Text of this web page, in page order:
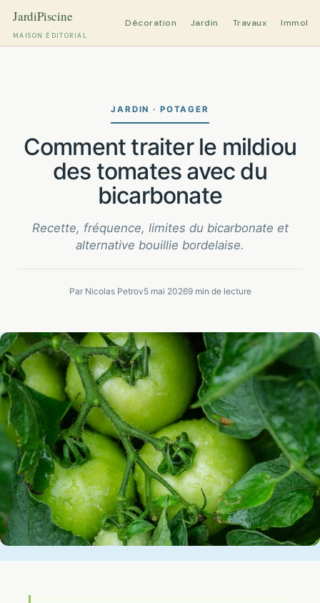
MAISON ÉDITORIAL
Décoration Jardin Travaux
JARDIN · POTAGER
comment traiter le mildiou
des tomates avec du
bicarbonate
Recette, fréquence, limites du bicarbonate et
alternative bouillie bordelaise.
Par Nicolas Petrov5 mai 20269 min de lecture